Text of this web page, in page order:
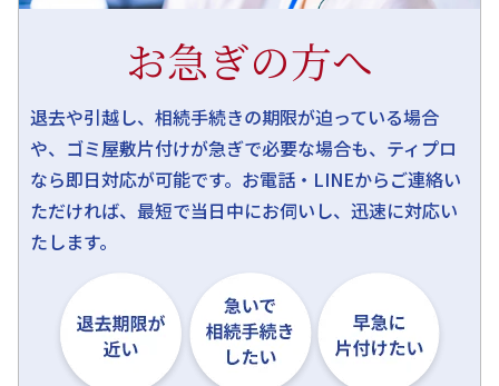
お急ぎの方へ
退去や引越し、相続手続きの期限が迫っている場合
や、ゴミ屋敷片付けが急ぎで必要な場合も、ティプロ
なら即日対応が可能です。お電話・LINEからご連絡い
ただければ、最短で当日中にお伺いし、迅速に対応い
たします。